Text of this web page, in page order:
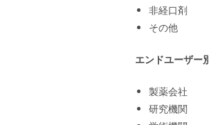
非経口剤
その他
エンドユーザー
製薬会社
研究機関